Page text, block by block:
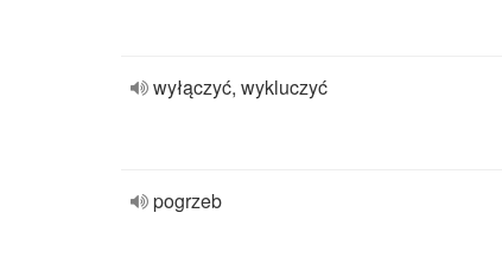
wyłączyć, wykluczyć
pogrzeb